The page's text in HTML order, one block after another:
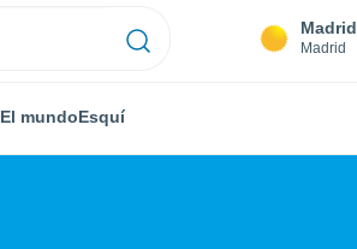
Madrid
Madrid
El mundoEsquí